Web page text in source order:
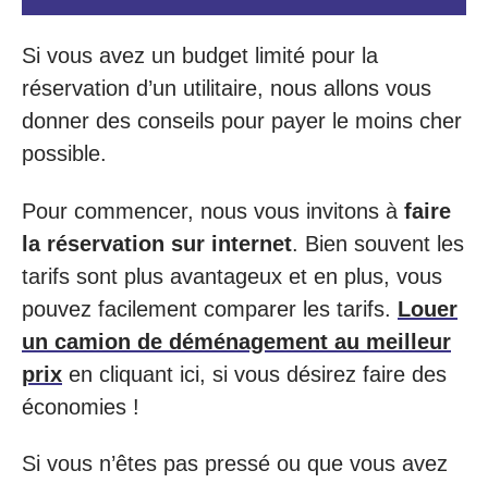
Si vous avez un budget limité pour la
réservation d’un utilitaire, nous allons vous
donner des conseils pour payer le moins cher
possible.
Pour commencer, nous vous invitons à faire
la réservation sur internet. Bien souvent les
tarifs sont plus avantageux et en plus, vous
pouvez facilement comparer les tarifs. Louer
un camion de déménagement au meilleur
prix en cliquant ici, si vous désirez faire des
économies !
Si vous n’êtes pas pressé ou que vous avez